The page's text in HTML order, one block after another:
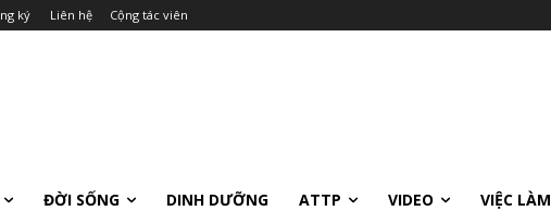
ký Liên hệ Cộng tác viên
ĐỜI SỐNG DINH DƯỠNG ATTP VIDEO VIỆC LÀM